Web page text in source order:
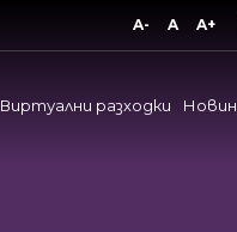
A- A A+
Виртуални разходки